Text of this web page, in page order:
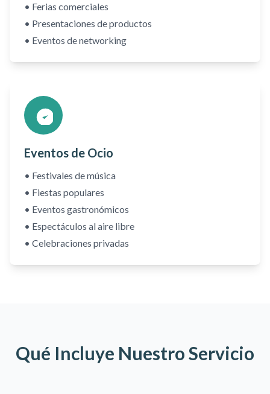
• Ferias comerciales
• Presentaciones de productos
• Eventos de networking
Eventos de Ocio
• Festivales de música
• Fiestas populares
• Eventos gastronómicos
• Espectáculos al aire libre
• Celebraciones privadas
Qué Incluye Nuestro Servicio